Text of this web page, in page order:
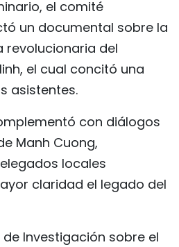
el comité
un documental sobre la
revolucionaria del
el cual concitó una
asistentes.
con diálogos
Manh Cuong,
locales
claridad el legado del
Investigación sobre el